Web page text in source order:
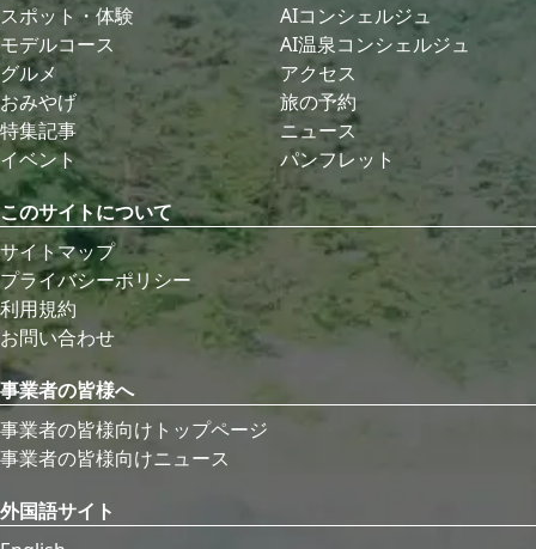
スポット・体験
モデルコース
グルメ
おみやげ
特集記事
イベント
AIコンシェルジュ
AI温泉コンシェルジュ
アクセス
旅の予約
ニュース
パンフレット
このサイトについて
サイトマップ
プライバシーポリシー
利用規約
お問い合わせ
事業者の皆様へ
事業者の皆様向けトップページ
事業者の皆様向けニュース
外国語サイト